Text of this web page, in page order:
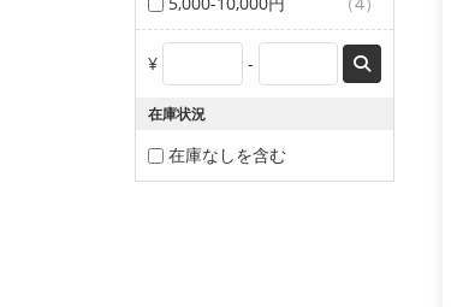
¥ -
在庫状況
在庫なしを含む